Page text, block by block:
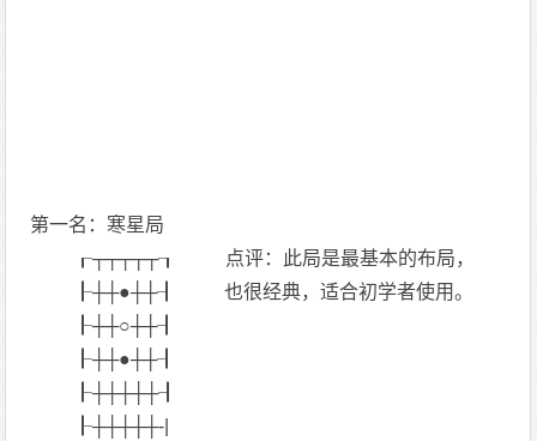
第一名：寒星局
┎┬┬┬┬┬┒ 点评：此局是最基本的布局，
┠┼┼●┼┼┨ 也很经典，适合初学者使用。
┠┼┼○┼┼┨
┠┼┼●┼┼┨
┠┼┼┼┼┼┨
┠┼┼┼┼┼-|